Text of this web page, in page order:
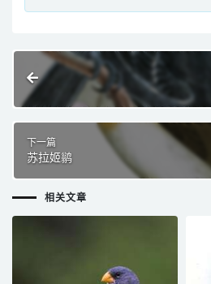
下一篇
苏拉姬鹟
相关文章